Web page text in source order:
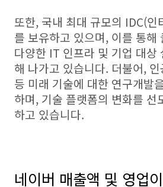
또한, 국내 최대 규모의 IDC(인
를 보유하고 있으며, 이를 통해
다양한 IT 인프라 및 기업 대상
해 나가고 있습니다. 더불어,
등 미래 기술에 대한 연구개발
하며, 기술 플랫폼의 변화를 선
하고 있습니다.
네이버 매출액 및 영업